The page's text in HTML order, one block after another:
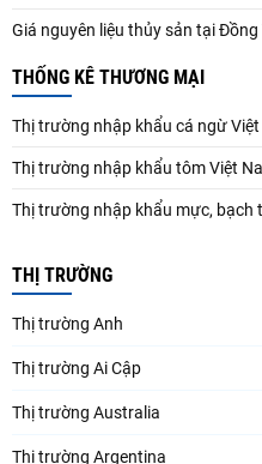
Giá nguyên liệu thủy sản tại
THỐNG KÊ THƯƠNG MẠI
Thị trường nhập khẩu cá ngừ
Thị trường nhập khẩu tôm Việt
Thị trường nhập khẩu mực, bạch
THỊ TRƯỜNG
Thị trường Anh
Thị trường Ai Cập
Thị trường Australia
Thị trường Argentina